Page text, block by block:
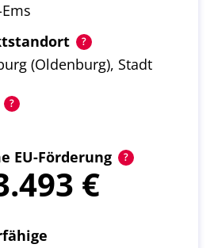
(Oldenburg), Stadt
EU-Förderung